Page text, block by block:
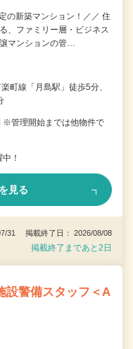
の新築マンション！／／ 住
、ファミリー層・ビジネス
マンションの管…
町線「月島駅」徒歩5分、
※管理開始までは他物件で
！
見る
31 掲載終了日： 2026/08/08
掲載終了まであと2日
設警備スタッフ＜A